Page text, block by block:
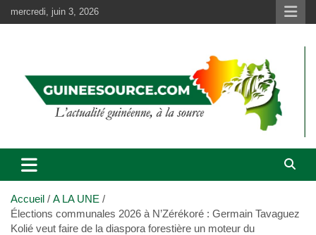
au
mercredi, juin 3, 2026
Accueil
A LA UNE
Élections communales 2026 à N’Zérékoré : Germain Tavaguez
Kolié veut faire de la diaspora forestière un moteur du